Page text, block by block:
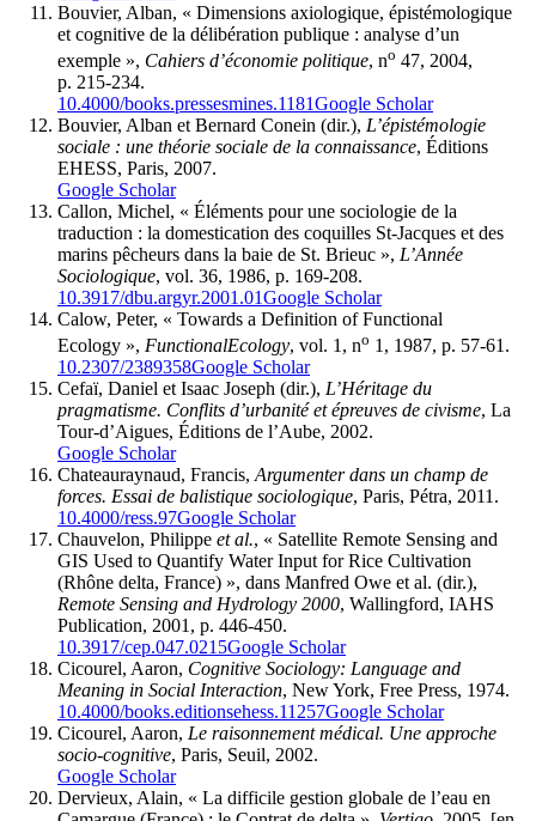
Bouvier, Alban, « Dimensions axiologique, épistémologique
et cognitive de la délibération publique : analyse d’un
exemple », Cahiers d’économie politique, no 47, 2004,
p. 215-234.
10.4000/books.pressesmines.1181Google Scholar
Bouvier, Alban et Bernard Conein (dir.), L’épistémologie
sociale : une théorie sociale de la connaissance, Éditions
EHESS, Paris, 2007.
Google Scholar
Callon, Michel, « Éléments pour une sociologie de la
traduction : la domestication des coquilles St-Jacques et des
marins pêcheurs dans la baie de St. Brieuc », L’Année
Sociologique, vol. 36, 1986, p. 169-208.
10.3917/dbu.argyr.2001.01Google Scholar
Calow, Peter, « Towards a Definition of Functional
Ecology », FunctionalEcology, vol. 1, no 1, 1987, p. 57-61.
10.2307/2389358Google Scholar
Cefaï, Daniel et Isaac Joseph (dir.), L’Héritage du
pragmatisme. Conflits d’urbanité et épreuves de civisme, La
Tour-d’Aigues, Éditions de l’Aube, 2002.
Google Scholar
Chateauraynaud, Francis, Argumenter dans un champ de
forces. Essai de balistique sociologique, Paris, Pétra, 2011.
10.4000/ress.97Google Scholar
Chauvelon, Philippe et al., « Satellite Remote Sensing and
GIS Used to Quantify Water Input for Rice Cultivation
(Rhône delta, France) », dans Manfred Owe et al. (dir.),
Remote Sensing and Hydrology 2000, Wallingford, IAHS
Publication, 2001, p. 446-450.
10.3917/cep.047.0215Google Scholar
Cicourel, Aaron, Cognitive Sociology: Language and
Meaning in Social Interaction, New York, Free Press, 1974.
10.4000/books.editionsehess.11257Google Scholar
Cicourel, Aaron, Le raisonnement médical. Une approche
socio-cognitive, Paris, Seuil, 2002.
Google Scholar
Dervieux, Alain, « La difficile gestion globale de l’eau en